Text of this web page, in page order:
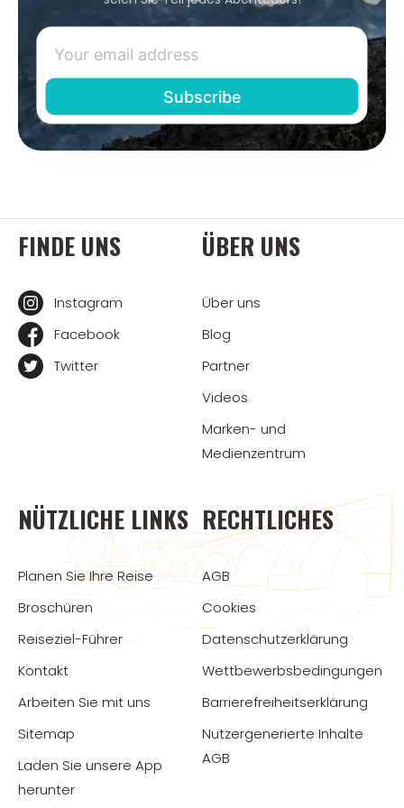
FINDE UNS
Instagram
Facebook
Twitter
ÜBER UNS
Über uns
Blog
Partner
Videos
Marken- und
Medienzentrum
NÜTZLICHE LINKS
Planen Sie Ihre Reise
Broschüren
Reiseziel-Führer
Kontakt
Arbeiten Sie mit uns
Sitemap
Laden Sie unsere App
herunter
RECHTLICHES
AGB
Cookies
Datenschutzerklärung
Wettbewerbsbedingungen
Barrierefreiheitserklärung
Nutzergenerierte Inhalte
AGB